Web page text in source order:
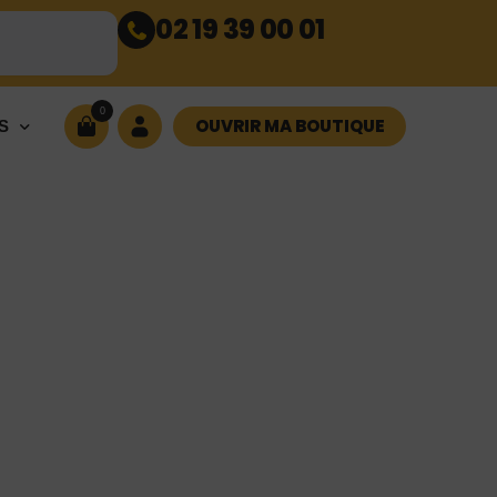
02 19 39 00 01
0
OUVRIR MA BOUTIQUE